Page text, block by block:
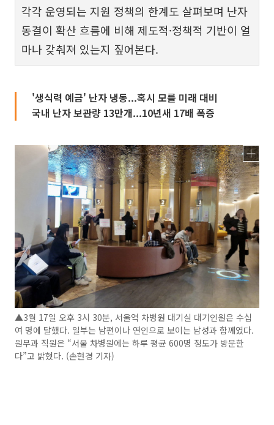
각각 운영되는 지원 정책의 한계도 살펴보며 난자
동결이 확산 흐름에 비해 제도적·정책적 기반이 얼
마나 갖춰져 있는지 짚어본다.
'생식력 예금' 난자 냉동...혹시 모를 미래 대비
국내 난자 보관량 13만개...10년새 17배 폭증
▲3월 17일 오후 3시 30분, 서울역 차병원 대기실 대기인원은 수십
여 명에 달했다. 일부는 남편이나 연인으로 보이는 남성과 함께였다.
원무과 직원은 “서울 차병원에는 하루 평균 600명 정도가 방문한
다”고 밝혔다. (손현경 기자)